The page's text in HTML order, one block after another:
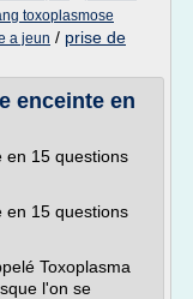
toxoplasmose
a jeun / prise de
enceinte en
en 15 questions
en 15 questions
Toxoplasma
l'on se